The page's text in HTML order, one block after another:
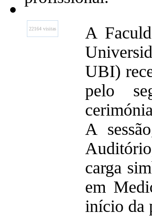
22164 visitas
A
UBI)
pelo
A
carga
em
início da